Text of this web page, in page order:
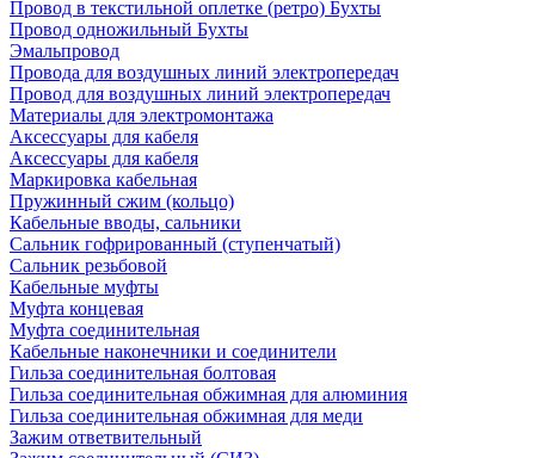
Провод в текстильной оплетке (ретро) Бухты
Провод одножильный Бухты
Эмальпровод
Провода для воздушных линий электропередач
Провод для воздушных линий электропередач
Материалы для электромонтажа
Аксессуары для кабеля
Аксессуары для кабеля
Маркировка кабельная
Пружинный сжим (кольцо)
Кабельные вводы, сальники
Сальник гофрированный (ступенчатый)
Сальник резьбовой
Кабельные муфты
Муфта концевая
Муфта соединительная
Кабельные наконечники и соединители
Гильза соединительная болтовая
Гильза соединительная обжимная для алюминия
Гильза соединительная обжимная для меди
Зажим ответвительный